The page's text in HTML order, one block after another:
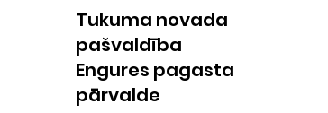
Tukuma novada
pašvaldība
Engures pagasta
pārvalde